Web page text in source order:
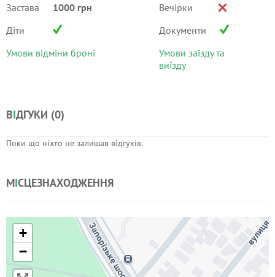
Застава
1000 грн
Діти
Умови відміни броні
Вечірки
Документи
Умови заїзду та
виїзду
ВІДГУКИ (0)
Поки що ніхто не залишав відгуків.
МІСЦЕЗНАХОДЖЕННЯ
+
−